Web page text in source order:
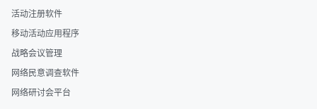
活动注册软件
移动活动应用程序
战略会议管理
网络民意调查软件
网络研讨会平台